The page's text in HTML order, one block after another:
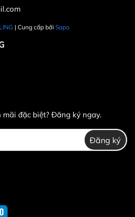
| Cung cấp bởi Sapo
đặc biệt? Đăng ký ngay.
Đăng ký